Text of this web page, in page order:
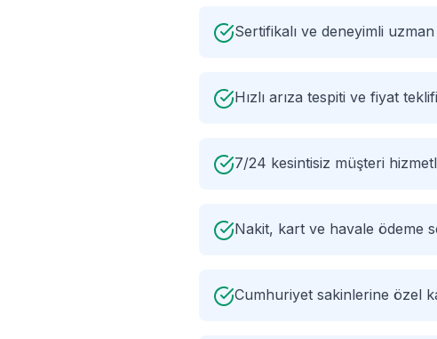
Sertifikalı ve deneyimli
Hızlı arıza tespiti ve fiyat teklifi
7/24 kesintisiz müşteri
Nakit, kart ve havale ödeme
Cumhuriyet sakinlerine özel